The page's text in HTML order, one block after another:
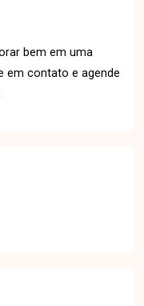
bem em uma
em contato e agende